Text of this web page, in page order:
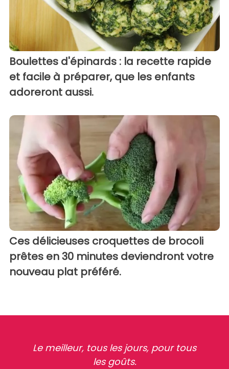
Boulettes d'épinards : la recette rapide
et facile à préparer, que les enfants
adoreront aussi.
Ces délicieuses croquettes de brocoli
prêtes en 30 minutes deviendront votre
nouveau plat préféré.
Le meilleur, tous les jours, pour tous
les goûts.